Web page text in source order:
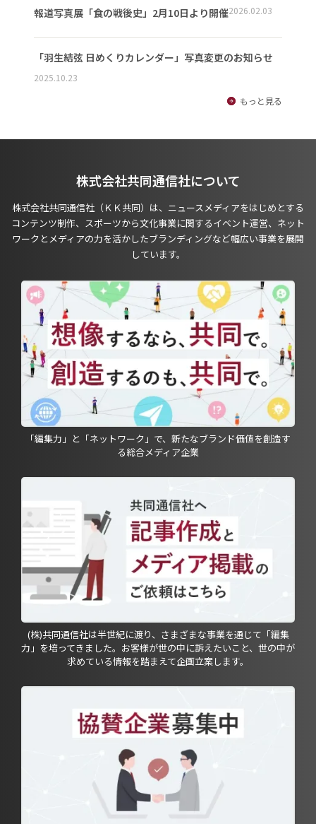
報道写真展「食の戦後史」2月10日より開催2026.02.03
「羽生結弦 日めくりカレンダー」写真変更のお知らせ
2025.10.23
もっと見る
株式会社共同通信社について
株式会社共同通信社（ＫＫ共同）は、ニュースメディアをはじめとする
コンテンツ制作、スポーツから文化事業に関するイベント運営、ネット
ワークとメディアの力を活かしたブランディングなど幅広い事業を展開
しています。
「編集力」と「ネットワーク」で、新たなブランド価値を創造す
る総合メディア企業
(株)共同通信社は半世紀に渡り、さまざまな事業を通じて「編集
力」を培ってきました。お客様が世の中に訴えたいこと、世の中が
求めている情報を踏まえて企画立案します。